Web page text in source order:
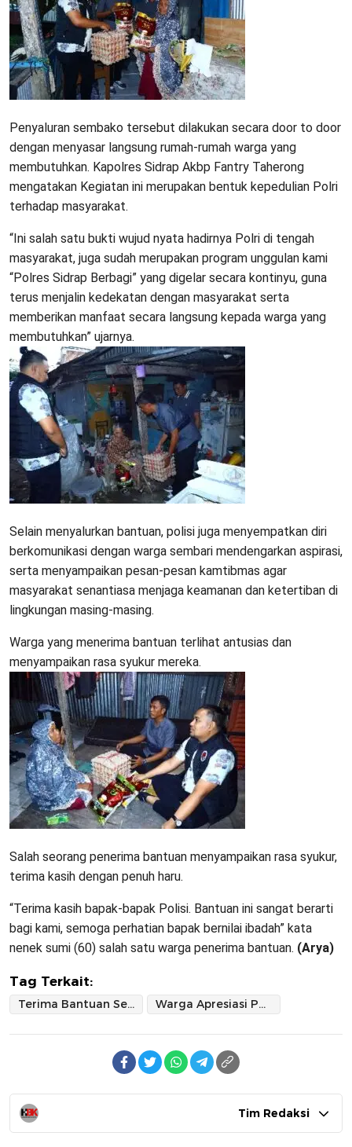
Penyaluran sembako tersebut dilakukan secara door to door
dengan menyasar langsung rumah-rumah warga yang
membutuhkan. Kapolres Sidrap Akbp Fantry Taherong
mengatakan Kegiatan ini merupakan bentuk kepedulian Polri
terhadap masyarakat.
“Ini salah satu bukti wujud nyata hadirnya Polri di tengah
masyarakat, juga sudah merupakan program unggulan kami
“Polres Sidrap Berbagi” yang digelar secara kontinyu, guna
terus menjalin kedekatan dengan masyarakat serta
memberikan manfaat secara langsung kepada warga yang
membutuhkan” ujarnya.
Selain menyalurkan bantuan, polisi juga menyempatkan diri
berkomunikasi dengan warga sembari mendengarkan aspirasi,
serta menyampaikan pesan-pesan kamtibmas agar
masyarakat senantiasa menjaga keamanan dan ketertiban di
lingkungan masing-masing.
Warga yang menerima bantuan terlihat antusias dan
menyampaikan rasa syukur mereka.
Salah seorang penerima bantuan menyampaikan rasa syukur,
terima kasih dengan penuh haru.
“Terima kasih bapak-bapak Polisi. Bantuan ini sangat berarti
bagi kami, semoga perhatian bapak bernilai ibadah” kata
nenek sumi (60) salah satu warga penerima bantuan. (Arya)
Tag Terkait:
Terima Bantuan Sembako Warga Apresiasi Polres Sidrap
Tim Redaksi